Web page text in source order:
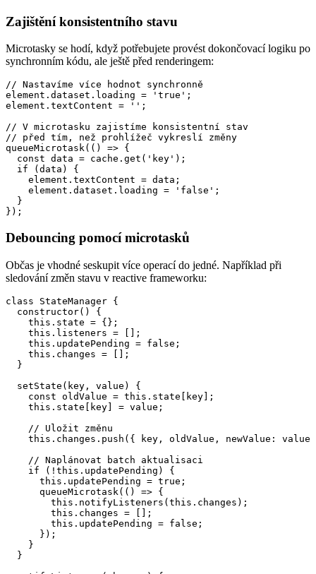
Zajištění konsistentního stavu
Microtasky se hodí, když potřebujete provést dokončovací logiku po
synchronním kódu, ale ještě před renderingem:
// Nastavíme více hodnot synchronně
element.dataset.loading = 'true';
element.textContent = '';
// V microtasku zajistíme konsistentní stav
// před tím, než prohlížeč vykreslí změny
queueMicrotask(() => {
  const data = cache.get('key');
  if (data) {
    element.textContent = data;
    element.dataset.loading = 'false';
  }
Debouncing pomocí microtasků
Občas je vhodné seskupit více operací do jedné. Například při
sledování změn stavu v reactive frameworku:
class StateManager {
  constructor() {
    this.state = {};
    this.listeners = [];
    this.updatePending = false;
    this.changes = [];
  }
  setState(key, value) {
    const oldValue = this.state[key];
    this.state[key] = value;
    // Uložit změnu
this.changes.push({ key, oldValue, newValue: value
    // Naplánovat batch aktualisaci
    if (!this.updatePending) {
      this.updatePending = true;
      queueMicrotask(() => {
        this.notifyListeners(this.changes);
        this.changes = [];
        this.updatePending = false;
      });
    }
  }